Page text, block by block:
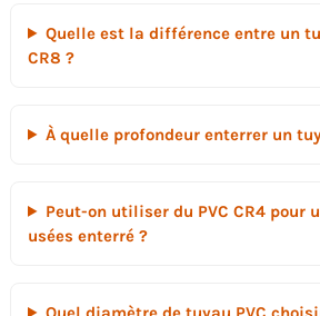
Quelle est la différence entre un
CR8 ?
À quelle profondeur enterrer un
Peut-on utiliser du PVC CR4 pour
usées enterré ?